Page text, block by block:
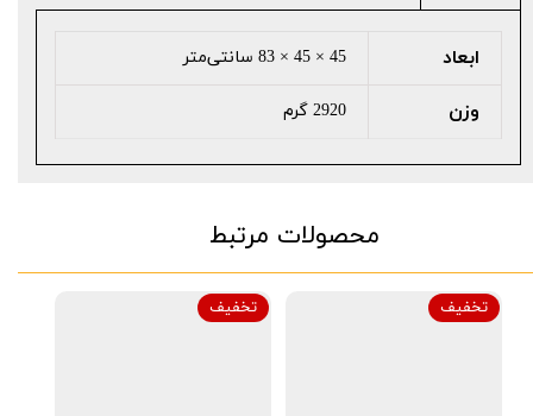
ابعاد 45 × 45 × 83 سانتی‌متر
وزن 2920 گرم
محصولات مرتبط
تخفیف تخفیف